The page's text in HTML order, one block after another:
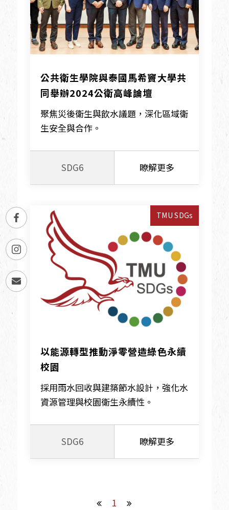
公共衛生學院與泰國馬希竇大學共
同舉辦2024公衛高峰論壇
聚焦災後衛生與飲水議題，深化區域衛
生安全與合作。
SDG6 瞭解更多
TMU SDGs
以能源轉型推動淨零營造綠色永續
校園
採用雨水回收與建築節水設計，強化水
資源管理與校園衛生永續性。
SDG6 瞭解更多
1